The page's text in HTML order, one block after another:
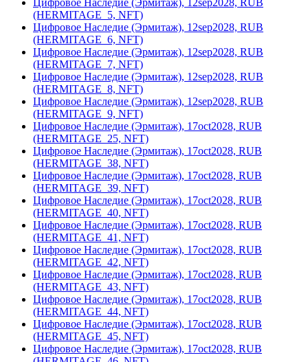
Цифровое Наследие (Эрмитаж), 12sep2028, RUB
(HERMITAGE_5, NFT)
Цифровое Наследие (Эрмитаж), 12sep2028, RUB
(HERMITAGE_6, NFT)
Цифровое Наследие (Эрмитаж), 12sep2028, RUB
(HERMITAGE_7, NFT)
Цифровое Наследие (Эрмитаж), 12sep2028, RUB
(HERMITAGE_8, NFT)
Цифровое Наследие (Эрмитаж), 12sep2028, RUB
(HERMITAGE_9, NFT)
Цифровое Наследие (Эрмитаж), 17oct2028, RUB
(HERMITAGE_25, NFT)
Цифровое Наследие (Эрмитаж), 17oct2028, RUB
(HERMITAGE_38, NFT)
Цифровое Наследие (Эрмитаж), 17oct2028, RUB
(HERMITAGE_39, NFT)
Цифровое Наследие (Эрмитаж), 17oct2028, RUB
(HERMITAGE_40, NFT)
Цифровое Наследие (Эрмитаж), 17oct2028, RUB
(HERMITAGE_41, NFT)
Цифровое Наследие (Эрмитаж), 17oct2028, RUB
(HERMITAGE_42, NFT)
Цифровое Наследие (Эрмитаж), 17oct2028, RUB
(HERMITAGE_43, NFT)
Цифровое Наследие (Эрмитаж), 17oct2028, RUB
(HERMITAGE_44, NFT)
Цифровое Наследие (Эрмитаж), 17oct2028, RUB
(HERMITAGE_45, NFT)
Цифровое Наследие (Эрмитаж), 17oct2028, RUB